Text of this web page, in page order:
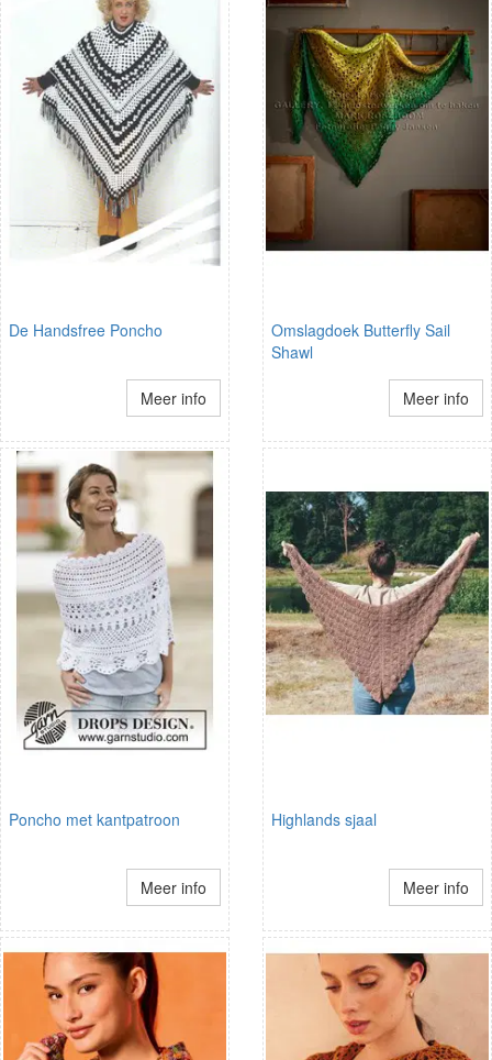
De Handsfree Poncho
Meer info
Omslagdoek Butterfly Sail
Shawl
Meer info
Poncho met kantpatroon
Meer info
Highlands sjaal
Meer info